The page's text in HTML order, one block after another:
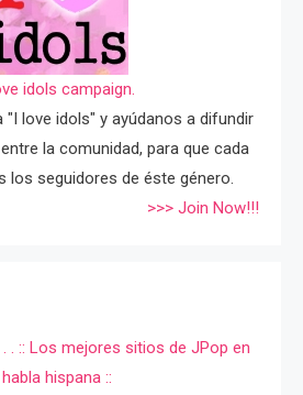
idols campaign.
"I love idols" y ayúdanos a difundir
la comunidad, para que cada
los seguidores de éste género.
>>> Join Now!!!